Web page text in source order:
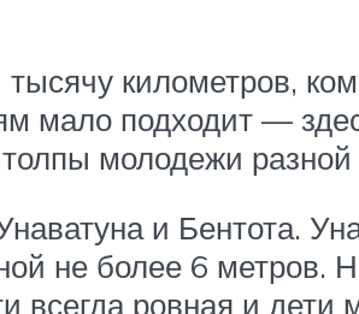
километров,
мало подходит —
молодежи разной
и Бентота.
не более 6 метров.
ровная и дети